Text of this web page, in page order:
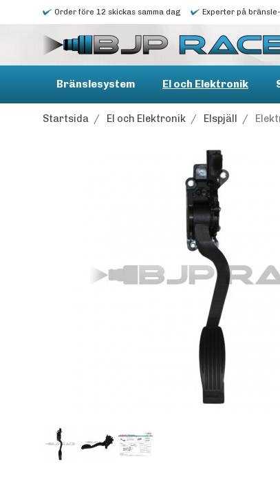
Order före 12 skickas samma dag Experter på
Bränslesystem El och Elektronik
Startsida / El och Elektronik / Elspjäll /